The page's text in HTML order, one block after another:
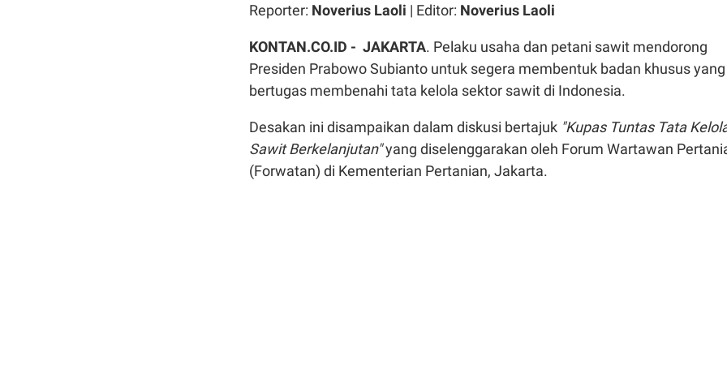
Reporter: Noverius Laoli | Editor: Noverius Laoli
KONTAN.CO.ID - JAKARTA. Pelaku usaha dan petani sawit mendorong
Presiden Prabowo Subianto untuk segera membentuk badan khusus yang
bertugas membenahi tata kelola sektor sawit di Indonesia.
Desakan ini disampaikan dalam diskusi bertajuk "Kupas Tuntas Tata
Sawit Berkelanjutan"yang diselenggarakan oleh Forum Wartawan
(Forwatan) di Kementerian Pertanian, Jakarta.